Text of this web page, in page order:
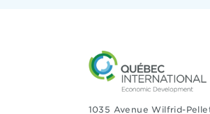
1035 Avenue Wilfrid-